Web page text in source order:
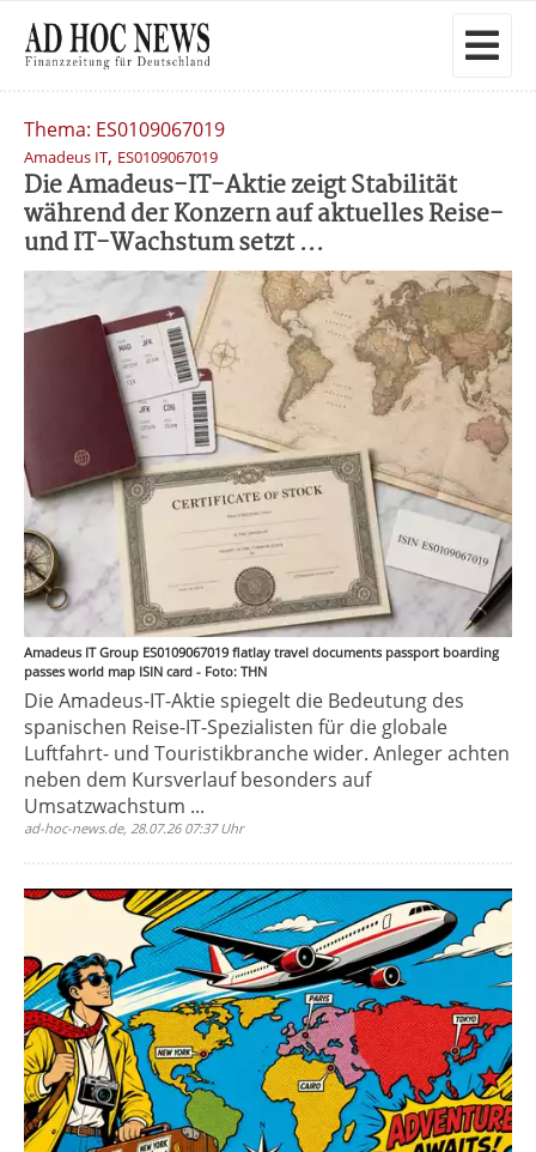
Thema: ES0109067019
Amadeus IT, ES0109067019
Die Amadeus-IT-Aktie zeigt Stabilität
während der Konzern auf aktuelles Reise-
und IT-Wachstum setzt ...
Amadeus IT Group ES0109067019 flatlay travel documents passport boarding
passes world map ISIN card - Foto: THN
Die Amadeus-IT-Aktie spiegelt die Bedeutung des
spanischen Reise-IT-Spezialisten für die globale
Luftfahrt- und Touristikbranche wider. Anleger achten
neben dem Kursverlauf besonders auf
Umsatzwachstum ...
ad-hoc-news.de, 28.07.26 07:37 Uhr